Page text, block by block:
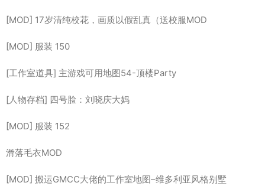
[MOD] 17岁清纯校花，画质以假乱真（送校服MOD
[MOD] 服装 150
[工作室道具] 主游戏可用地图54-顶楼Party
[人物存档] 四号脸：刘晓庆大妈
[MOD] 服装 152
滑落毛衣MOD
[MOD] 搬运GMCC大佬的工作室地图–维多利亚风格别墅